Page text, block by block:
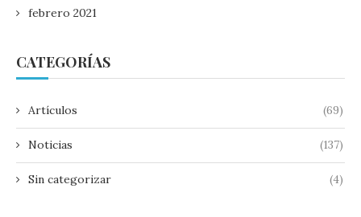
febrero 2021
CATEGORÍAS
Artículos (69)
Noticias (137)
Sin categorizar (4)